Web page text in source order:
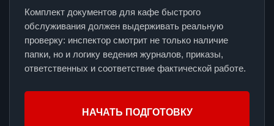
Комплект документов для кафе быстрого
обслуживания должен выдерживать реальную
проверку: инспектор смотрит не только наличие
папки, но и логику ведения журналов, приказы,
ответственных и соответствие фактической работе.
НАЧАТЬ ПОДГОТОВКУ